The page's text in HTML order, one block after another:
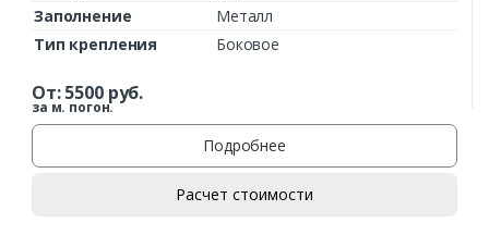
Заполнение
Металл
Тип крепления
Боковое
От:5500руб.
за м. погон.
Подробнее
Расчет стоимости